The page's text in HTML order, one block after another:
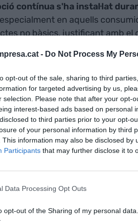
- Do Not Process My
opt-out of the sale, sharing to third
for targeted advertising by us,
selection. Please note that after your opt-
interest-based ads based on personal
to third parties prior to your opt-
of your personal information by third
This information may also be disclosed by
Participants that may further disclose it to
Data Processing Opt Outs
opt-out of the Sharing of my personal data.
contínua s'ha instal·lat
especialment en aquells
no bàsics, justificant amb el
obliga a un comportament
ens provoca en el cervell.
fer concloure que
dietes miraculoses amb fotos
preferida de Google de forma
d'actualitat